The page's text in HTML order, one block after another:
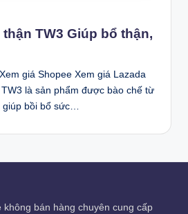
TW3 Giúp bổ thận,
giá Shopee Xem giá Lazada
là sản phẩm được bào chế từ
bồi bổ sức…
không bán hàng chuyên cung cấp